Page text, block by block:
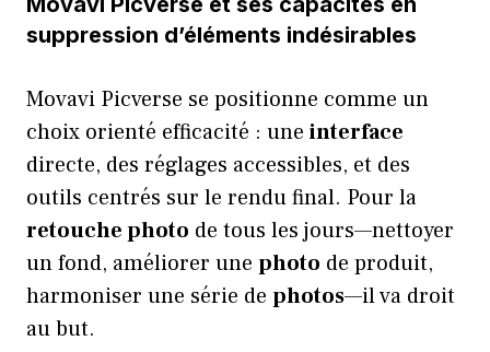
suppression d’éléments indésirables
Movavi Picverse se positionne comme un
choix orienté efficacité : une interface
directe, des réglages accessibles, et des
outils centrés sur le rendu final. Pour la
retouche photo de tous les jours—nettoyer
un fond, améliorer une photo de produit,
harmoniser une série de photos—il va droit
au but.